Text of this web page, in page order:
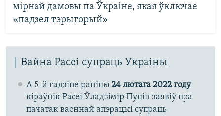
мірнай дамовы па Ўкраіне, якая ўключае
«падзел тэрыторый»
Вайна Расеі супраць Украіны
А 5-й гадзіне раніцы 24 лютага 2022 году
кіраўнік Расеі Ўладзімір Пуцін заявіў пра
пачатак ваеннай апэрацыі супраць